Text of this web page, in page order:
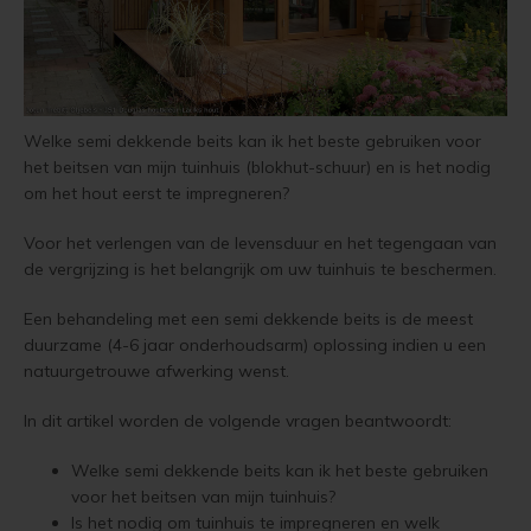
Vloerolie
White wash beits
Muurverf
Primers
Houten huis verven
Houten huis wit verven
Tuinhuis behandelen
Tuinhuis olien
Tuinhuis beitsen
Tuinhuis verven
Woonboot behandelen
Woonboot oliën
Woonboot beitsen
Douglas white wash
Douglas hout impregneren en beitsen
Eikenhout impregneren en beitsen
Eikenhouten garage oliën
Eikenhout oliën in kleur 629 naturell
Zweedse woning schilderen
Blokhut beitsen
Veranda verven met de meest duurzame verf van Jotun
Tuinhuis verven in de kleuren wit en grijs
Jotun
Jotun Panellakk Kleuren
Jotun NCS Kleurenwaaier
Jotun RAL Kleurenwaaier
Olympic Stain Kleuren
Sikkens Authentieke Kleuren
Sikkens 3031 - 4041 kleuren
Jotun oude kleuren
Jotun
Jotun
Jotun Kleurencombinaties
Trebitt Oljebeis
Trebitt Matt Oljebeis
Trebitt Woodcare
Trestjerner Betongolje
Trestjerner Gulvmaling
Primadekk 02
Benar
Demidekk Ultimate Tackfarg
Oude Jotun Producten
Oxan
Retour
Duurzaamheid
Veel Gestelde Vragen
Garantie, Privacy & Cookie Voorwaarden
Welke semi dekkende beits kan ik het beste gebruiken voor
het beitsen van mijn tuinhuis (blokhut-schuur) en is het nodig
om het hout eerst te impregneren?
Voor het verlengen van de levensduur en het tegengaan van
de vergrijzing is het belangrijk om uw tuinhuis te beschermen.
Een behandeling met een semi dekkende beits is de meest
duurzame (4-6 jaar onderhoudsarm) oplossing indien u een
natuurgetrouwe afwerking wenst.
In dit artikel worden de volgende vragen beantwoordt:
Welke semi dekkende beits kan ik het beste gebruiken
voor het beitsen van mijn tuinhuis?
Is het nodig om tuinhuis te impregneren en welk